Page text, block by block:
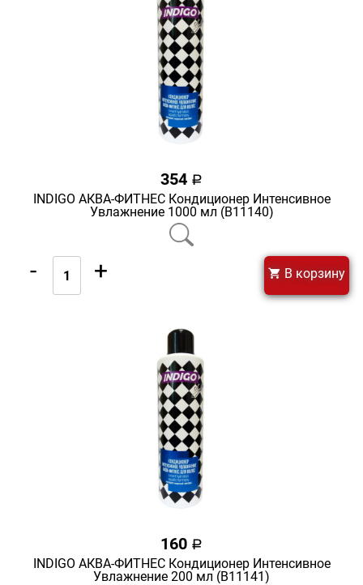
354 a
INDIGO АКВА-ФИТНЕС Кондиционер Интенсивное
Увлажнение 1000 мл (В11140)
- + В корзину
160 a
INDIGO АКВА-ФИТНЕС Кондиционер Интенсивное
Увлажнение 200 мл (В11141)